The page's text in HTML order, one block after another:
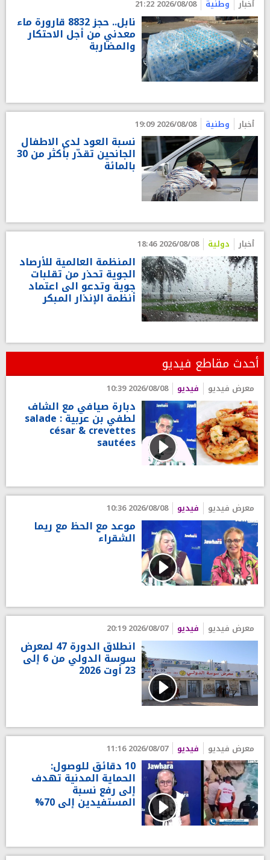
أخبار وطنية 2026/08/08 21:22
نابل.. حجز 8832 قارورة ماء
معدني من أجل الاحتكار
والمضاربة
أخبار وطنية 2026/08/08 19:09
نسبة العود لدى الاطفال
الجانحين تقدّر بأكثر من 30
بالمائة
أخبار دولية 2026/08/08 18:46
المنظمة العالمية للأرصاد
الجوية تحذر من تقلبات
جوية وتدعو الى اعتماد
أنظمة الإنذار المبكر
أحدث مقاطع فيديو
معرض فيديو فيديو 2026/08/08 10:39
دبارة صيافي مع الشاف
لطفي بن عربية : salade
césar & crevettes
sautées
معرض فيديو فيديو 2026/08/08 10:36
موعد مع الحظ مع ريما
الشقراء
معرض فيديو فيديو 2026/08/07 20:19
انطلاق الدورة 47 لمعرض
سوسة الدولي من 6 إلى
23 أوت 2026
معرض فيديو فيديو 2026/08/07 11:16
10 دقائق للوصول:
الحماية المدنية تهدف
إلى رفع نسبة
المستفيدين إلى 70%